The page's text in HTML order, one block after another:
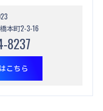
本町2-3-16
8237
こちら